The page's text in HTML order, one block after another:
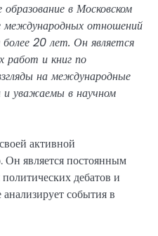
в Московском
международных отношений
20 лет. Он является
работ и книг по
на международные
уважаемы в научном
активной
Он является постоянным
дебатов и
события в